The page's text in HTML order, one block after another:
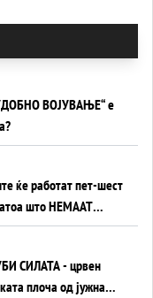
ВОЈУВАЊЕ“ е
ќе работат пет-шест
што НЕМААТ
СИЛАТА - црвен
плоча од јужна